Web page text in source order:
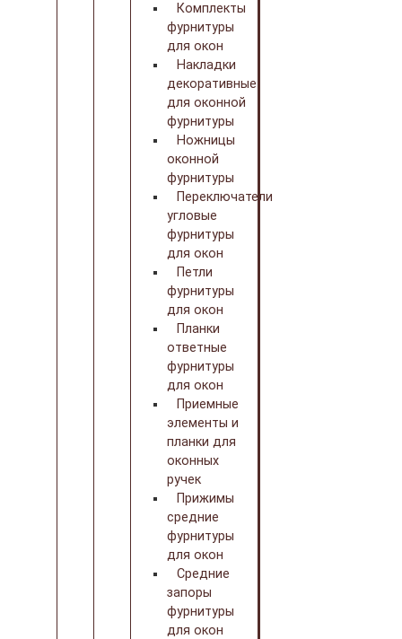
Комплекты
фурнитуры
для окон
Накладки
декоративные
для оконной
фурнитуры
Ножницы
оконной
фурнитуры
Переключатели
угловые
фурнитуры
для окон
Петли
фурнитуры
для окон
Планки
ответные
фурнитуры
для окон
Приемные
элементы и
планки для
оконных
ручек
Прижимы
средние
фурнитуры
для окон
Средние
запоры
фурнитуры
для окон